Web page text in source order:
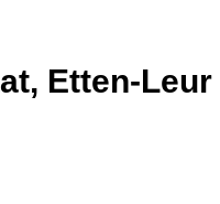
Etten-Leur